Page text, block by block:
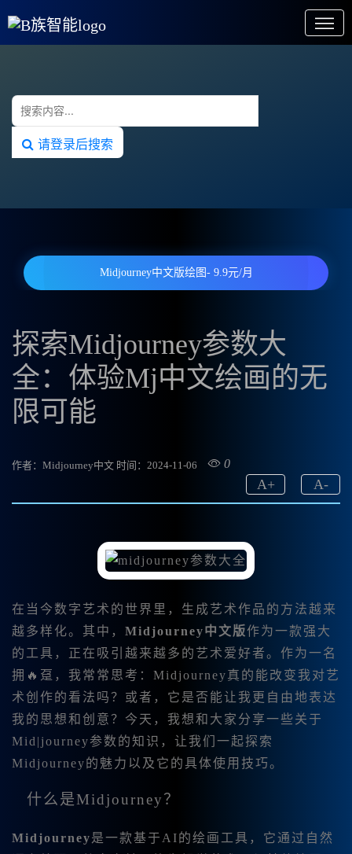
请登录后搜索
Midjourney中文版绘图- 9.9元/月
探索Midjourney参数大
全：体验Mj中文绘画的无
限可能
作者：Midjourney中文 时间：2024-11-06 0
A-
A+
在当今数字艺术的世界里，生成艺术作品的方法越来
越多样化。其中， Midjourney中文版作为一款强大
的工具，正在吸引越来越多的艺术爱好者。作为一名
拥🔥趸，我常常思考：Midjourney真的能改变我对艺
术创作的看法吗？或者，它是否能让我更自由地表达
我的思想和创意？今天，我想和大家分享一些关于
Mid|journey参数的知识，让我们一起探索
Midjourney的魅力以及它的具体使用技巧。
什么是Midjourney？
Midjourney是一款基于AI的绘画工具，它通过自然